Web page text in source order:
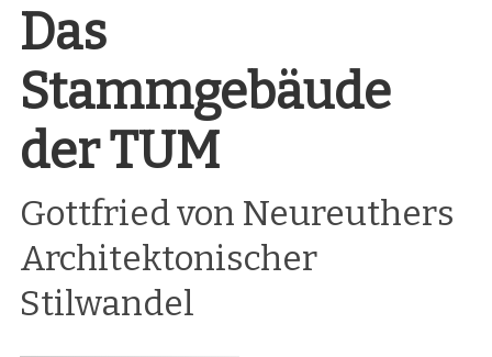
Das
Stammgebäude
der TUM
Gottfried von Neureuthers
Architektonischer
Stilwandel